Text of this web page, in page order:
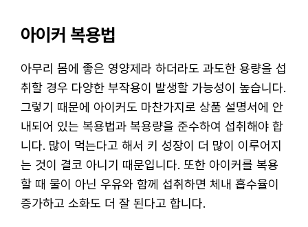
아이커 복용법
아무리 몸에 좋은 영양제라 하더라도 과도한 용량을 섭
취할 경우 다양한 부작용이 발생할 가능성이 높습니다.
그렇기 때문에 아이커도 마찬가지로 상품 설명서에 안
내되어 있는 복용법과 복용량을 준수하여 섭취해야 합
니다. 많이 먹는다고 해서 키 성장이 더 많이 이루어지
는 것이 결코 아니기 때문입니다. 또한 아이커를 복용
할 때 물이 아닌 우유와 함께 섭취하면 체내 흡수율이
증가하고 소화도 더 잘 된다고 합니다.